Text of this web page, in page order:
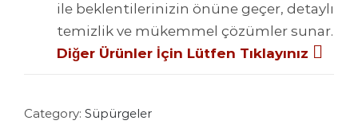
ile beklentilerinizin önüne geçer, detaylı
temizlik ve mükemmel çözümler sunar.
Diğer Ürünler İçin Lütfen Tıklayınız
Category: Süpürgeler